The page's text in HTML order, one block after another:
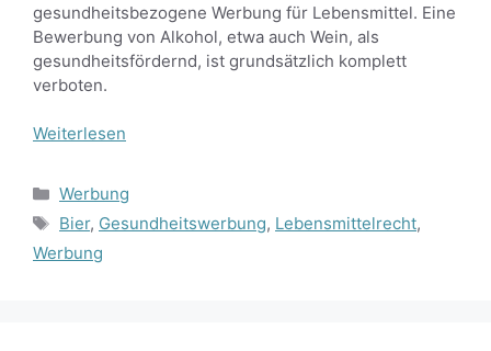
gesundheitsbezogene Werbung für Lebensmittel. Eine
Bewerbung von Alkohol, etwa auch Wein, als
gesundheitsfördernd, ist grundsätzlich komplett
verboten.
Weiterlesen
Kategorien
Werbung
Schlagwörter
Bier, Gesundheitswerbung, Lebensmittelrecht,
Werbung